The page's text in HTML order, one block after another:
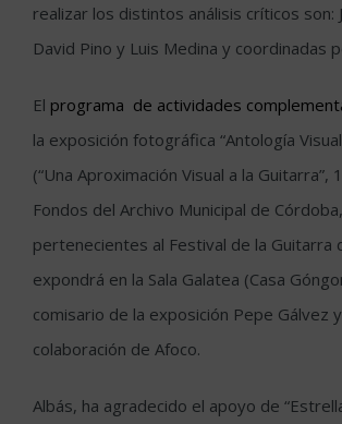
realizar los distintos análisis críticos son:
David Pino y Luis Medina y coordinadas
El programa de actividades
la exposición fotográfica “Antología
(“Una Aproximación Visual a la Guitarra”,
Fondos del Archivo Municipal de Córdoba,
pertenecientes al Festival de la Guitarra
expondrá en la Sala Galatea (Casa
comisario de la exposición Pepe Gálvez
colaboración de Afoco.
Albás, ha agradecido el apoyo de